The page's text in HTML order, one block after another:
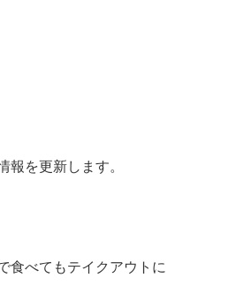
報を更新します。
食べてもテイクアウトに